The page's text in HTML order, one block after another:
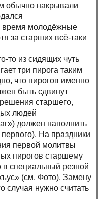
обычно накрывали
время молодёжные
за старших всё-таки
то из сидящих чуть
три пирога таким
что пирогов именно
быть сдвинут
старшего,
людей
должен наполнить
На праздники
первой молитвы
пирогов старшему
в специальный резной
(см. Фото). Замену
случая нужно считать